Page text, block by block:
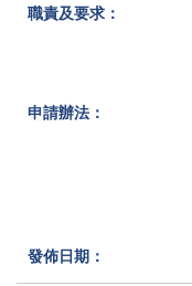
職責及要求：
申請辦法：
發佈日期：